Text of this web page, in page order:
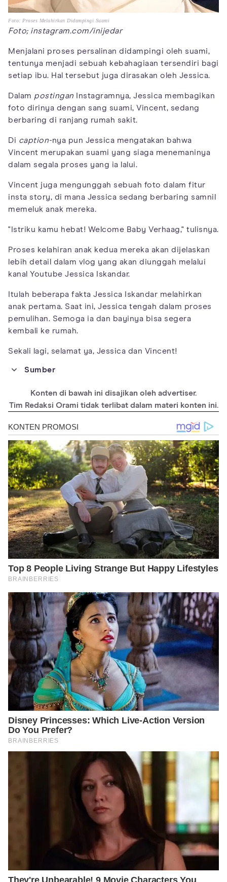
Foto: Proses Melahirkan Didampingi Suami
Foto; instagram.com/inijedar
Menjalani proses persalinan didampingi oleh suami,
tentunya menjadi sebuah kebahagiaan tersendiri bagi
setiap ibu. Hal tersebut juga dirasakan oleh Jessica.
Dalam postingan Instagramnya, Jessica membagikan
foto dirinya dengan sang suami, Vincent, sedang
berbaring di ranjang rumah sakit.
Di caption-nya pun Jessica mengatakan bahwa
Vincent merupakan suami yang siaga menemaninya
dalam segala proses yang ia lalui.
Vincent juga mengunggah sebuah foto dalam fitur
insta story, di mana Jessica sedang berbaring samnil
memeluk anak mereka.
"Istriku kamu hebat! Welcome Baby Verhaag," tulisnya.
Proses kelahiran anak kedua mereka akan dijelaskan
lebih detail dalam vlog yang akan diunggah melalui
kanal Youtube Jessica Iskandar.
Itulah beberapa fakta Jessica Iskandar melahirkan
anak pertama. Saat ini, Jessica tengah dalam proses
pemulihan. Semoga ia dan bayinya bisa segera
kembali ke rumah.
Sekali lagi, selamat ya, Jessica dan Vincent!
Sumber
Konten di bawah ini disajikan oleh advertiser.
Tim Redaksi Orami tidak terlibat dalam materi konten ini.